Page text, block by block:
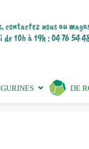
contactez nous au
10h à 19h : 04 76 54
DE